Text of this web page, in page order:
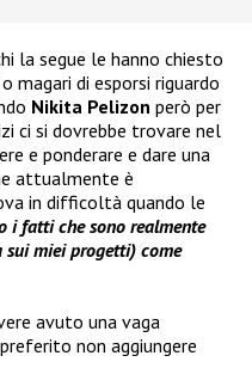
la segue le hanno chiesto
o magari di esporsi riguardo
Nikita Pelizon però per
ci si dovrebbe trovare nel
e ponderare e dare una
attualmente è
in difficoltà quando le
i fatti che sono realmente
sui miei progetti) come
avuto una vaga
non aggiungere